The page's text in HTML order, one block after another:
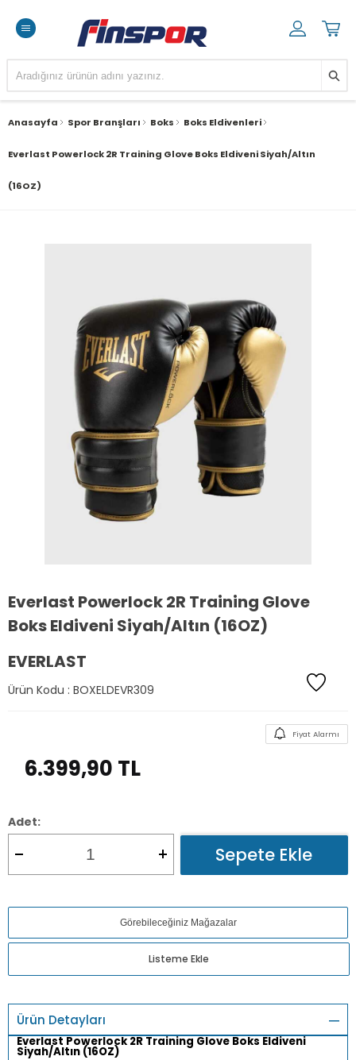
Anasayfa Spor Branşları Boks Boks Eldivenleri
Everlast Powerlock 2R Training Glove Boks Eldiveni Siyah/Altın
(16OZ)
Everlast Powerlock 2R Training Glove
Boks Eldiveni Siyah/Altın (16OZ)
EVERLAST
Ürün Kodu : BOXELDEVR309
Fiyat Alarmı
6.399,90 TL
Adet:
Sepete Ekle
Görebileceğiniz Mağazalar
Listeme Ekle
Ürün Detayları
Everlast Powerlock 2R Training Glove Boks Eldiveni
Siyah/Altın (16OZ)